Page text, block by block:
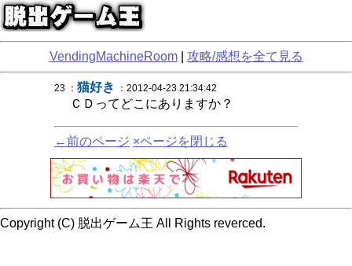
VendingMachineRoom| 攻略/感想を全て見る
23 ： 猫好き ：2012-04-23 21:34:42
ＣＤってどこにありますか？
←前のページ ×ページを閉じる
Copyright (C) 脱出ゲーム王 All Rights reverced.